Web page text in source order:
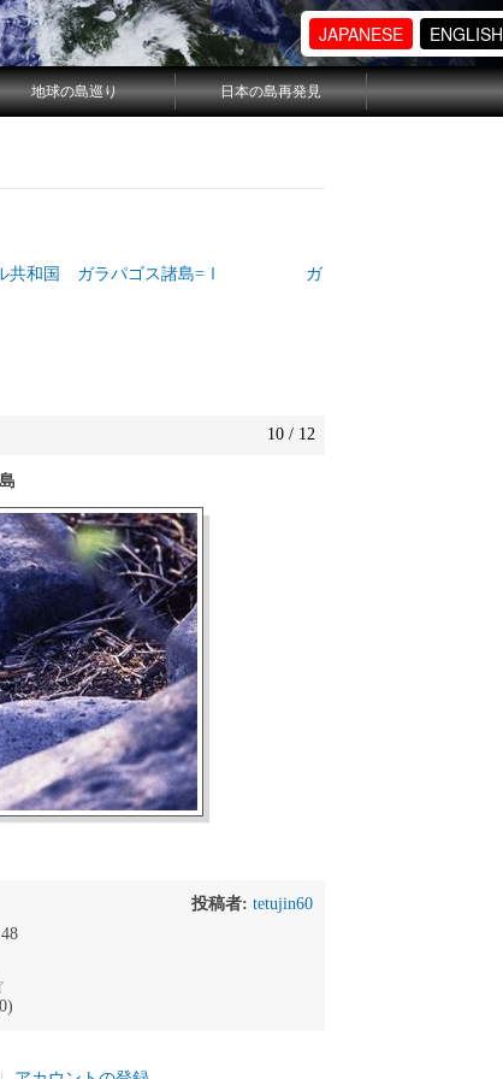
JAPANESE ENGLISH
地球の島巡り 日本の島再発見
ラパゴス諸島=Ⅰ ガ
10 / 12
投稿者: tetujin60